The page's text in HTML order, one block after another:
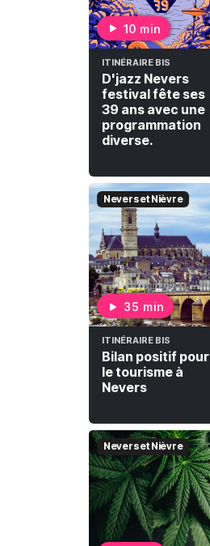
10 min
ITINÉRAIRE BIS
D'jazz Nevers
festival fête ses
39 ans avec une
programmation
diverse.
Nevers et Nièvre
35 min
ITINÉRAIRE BIS
Bilan positif pour
le tourisme à
Nevers
Nevers et Nièvre